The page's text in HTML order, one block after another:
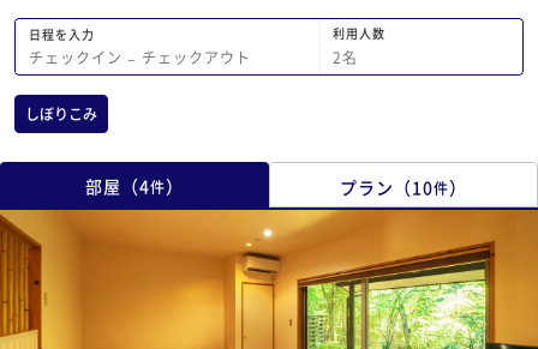
したいと思います。
日程を入力
チェックイン − チェックアウト
利用人数
2名
しぼりこみ
部屋 （4件） プラン （10件）